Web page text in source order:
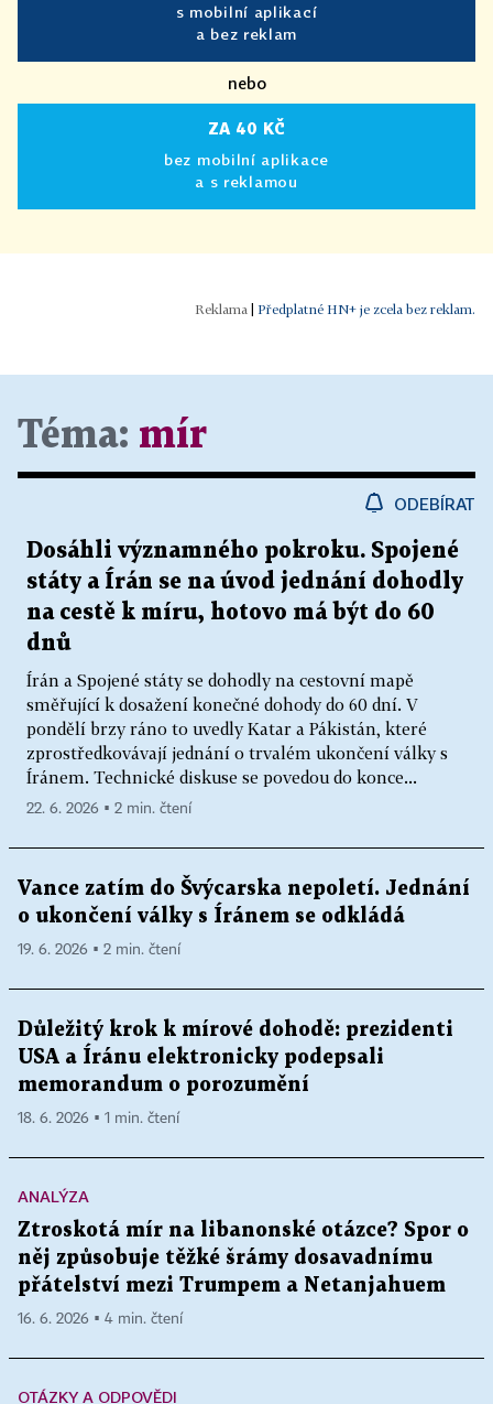
s mobilní aplikací
a bez reklam
nebo
ZA 40 KČ
bez mobilní aplikace
a s reklamou
| Předplatné HN+ je zcela bez reklam.
Téma: mír
ODEBÍRAT
Dosáhli významného pokroku. Spojené
státy a Írán se na úvod jednání dohodly
na cestě k míru, hotovo má být do 60
dnů
Írán a Spojené státy se dohodly na cestovní mapě
směřující k dosažení konečné dohody do 60 dní. V
pondělí brzy ráno to uvedly Katar a Pákistán, které
zprostředkovávají jednání o trvalém ukončení války s
Íránem. Technické diskuse se povedou do konce...
22. 6. 2026 ▪ 2 min. čtení
Vance zatím do Švýcarska nepoletí. Jednání
o ukončení války s Íránem se odkládá
19. 6. 2026 ▪ 2 min. čtení
Důležitý krok k mírové dohodě: prezidenti
USA a Íránu elektronicky podepsali
memorandum o porozumění
18. 6. 2026 ▪ 1 min. čtení
ANALÝZA
Ztroskotá mír na libanonské otázce? Spor o
něj způsobuje těžké šrámy dosavadnímu
přátelství mezi Trumpem a Netanjahuem
16. 6. 2026 ▪ 4 min. čtení
OTÁZKY A ODPOVĚDI